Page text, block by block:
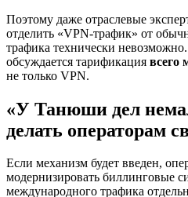
Поэтому даже отраслевые
отделить «VPN-трафик» от
трафика технически
обсуждается тарификация всего
не только VPN.
«У Танюши дел
делать операторам
Если механизм будет введен,
модернизировать биллинговые
международного трафика